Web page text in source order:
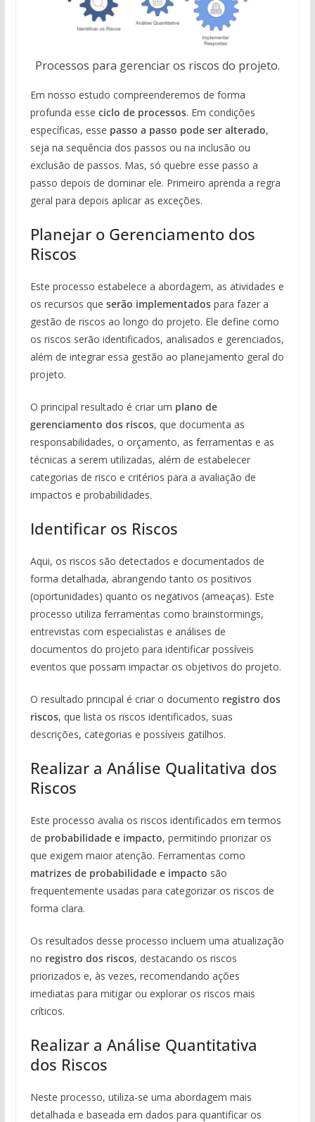
Processos para gerenciar os riscos do projeto.
Em nosso estudo compreenderemos de forma
profunda esse ciclo de processos. Em condições
específicas, esse passo a passo pode ser alterado,
seja na sequência dos passos ou na inclusão ou
exclusão de passos. Mas, só quebre esse passo a
passo depois de dominar ele. Primeiro aprenda a regra
geral para depois aplicar as exceções.
Planejar o Gerenciamento dos
Riscos
Este processo estabelece a abordagem, as atividades e
os recursos que serão implementadospara fazer a
gestão de riscos ao longo do projeto. Ele define como
os riscos serão identificados, analisados e gerenciados,
além de integrar essa gestão ao planejamento geral do
projeto.
O principal resultado é criar um plano de
gerenciamento dos riscos, que documenta as
responsabilidades, o orçamento, as ferramentas e as
técnicas a serem utilizadas, além de estabelecer
categorias de risco e critérios para a avaliação de
impactos e probabilidades.
Identificar os Riscos
Aqui, os riscos são detectados e documentados de
forma detalhada, abrangendo tanto os positivos
(oportunidades) quanto os negativos (ameaças). Este
processo utiliza ferramentas como brainstormings,
entrevistas com especialistas e análises de
documentos do projeto para identificar possíveis
eventos que possam impactar os objetivos do projeto.
O resultado principal é criar o documento registro dos
riscos, que lista os riscos identificados, suas
descrições, categorias e possíveis gatilhos.
Realizar a Análise Qualitativa dos
Riscos
Este processo avalia os riscos identificados em termos
de probabilidade e impacto, permitindo priorizar os
que exigem maior atenção. Ferramentas como
matrizes de probabilidade e impacto são
frequentemente usadas para categorizar os riscos de
forma clara.
Os resultados desse processo incluem uma atualização
no registro dos riscos, destacando os riscos
priorizados e, às vezes, recomendando ações
imediatas para mitigar ou explorar os riscos mais
críticos.
Realizar a Análise Quantitativa
dos Riscos
Neste processo, utiliza-se uma abordagem mais
detalhada e baseada em dados para quantificar os